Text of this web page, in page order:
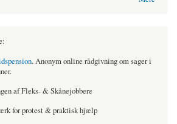
. Anonym online rådgivning om sager i
af Fleks- & Skånejobbere
for protest & praktisk hjælp